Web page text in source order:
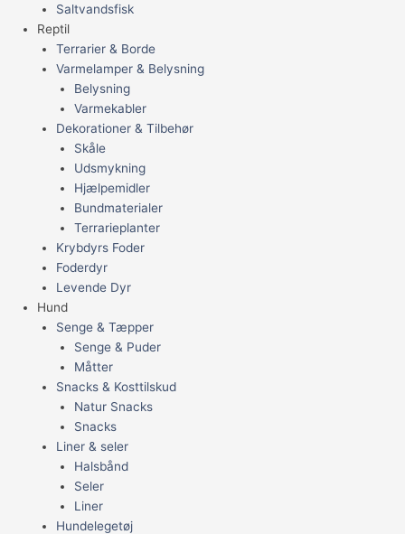
Saltvandsfisk
Reptil
Terrarier & Borde
Varmelamper & Belysning
Belysning
Varmekabler
Dekorationer & Tilbehør
Skåle
Udsmykning
Hjælpemidler
Bundmaterialer
Terrarieplanter
Krybdyrs Foder
Foderdyr
Levende Dyr
Hund
Senge & Tæpper
Senge & Puder
Måtter
Snacks & Kosttilskud
Natur Snacks
Snacks
Liner & seler
Halsbånd
Seler
Liner
Hundelegetøj